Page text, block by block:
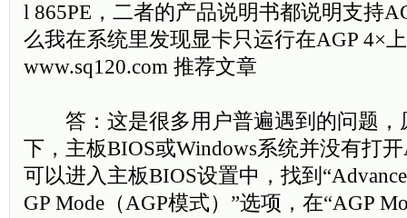
l 865PE，二者的产品说明书都说明支持
么我在系统里发现显卡只运行在AGP 4×
www.sq120.com 推荐文章
答：这是很多用户普遍遇到的问题，
下，主板BIOS或Windows系统并没有打
可以进入主板BIOS设置中，找到
GP Mode（AGP模式）”选项，在“AGP